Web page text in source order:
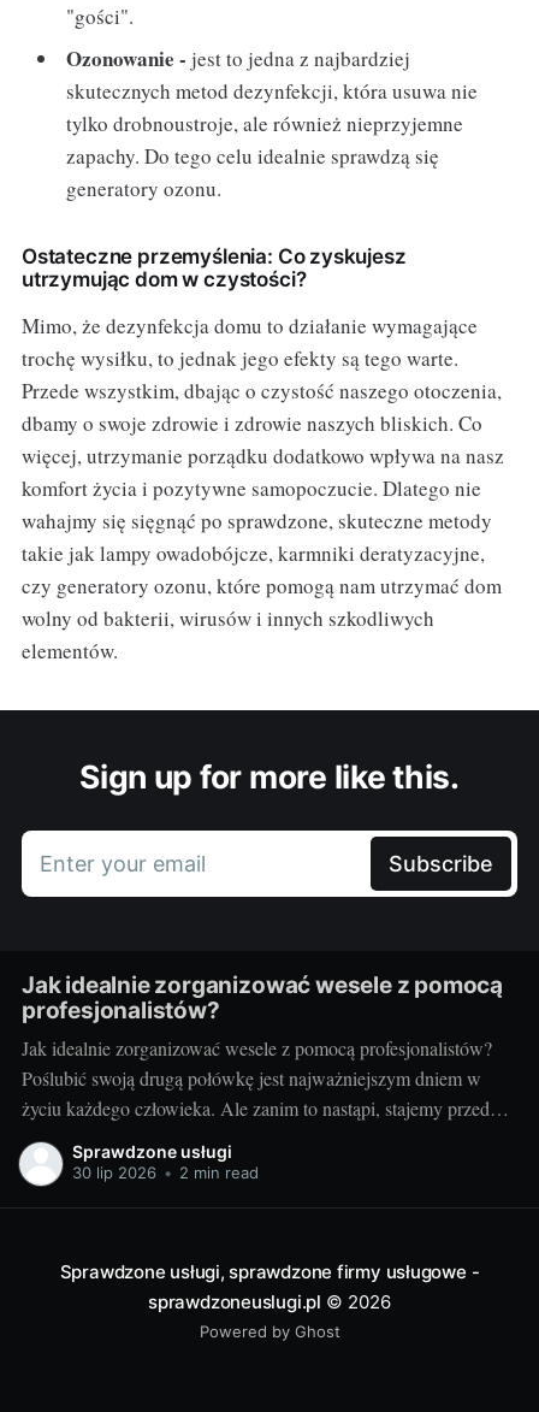
"gości".
Ozonowanie - jest to jedna z najbardziej
skutecznych metod dezynfekcji, która usuwa nie
tylko drobnoustroje, ale również nieprzyjemne
zapachy. Do tego celu idealnie sprawdzą się
generatory ozonu.
Ostateczne przemyślenia: Co zyskujesz
utrzymując dom w czystości?
Mimo, że dezynfekcja domu to działanie wymagające
trochę wysiłku, to jednak jego efekty są tego warte.
Przede wszystkim, dbając o czystość naszego otoczenia,
dbamy o swoje zdrowie i zdrowie naszych bliskich. Co
więcej, utrzymanie porządku dodatkowo wpływa na nasz
komfort życia i pozytywne samopoczucie. Dlatego nie
wahajmy się sięgnąć po sprawdzone, skuteczne metody
takie jak lampy owadobójcze, karmniki deratyzacyjne,
czy generatory ozonu, które pomogą nam utrzymać dom
wolny od bakterii, wirusów i innych szkodliwych
elementów.
Sign up for more like this.
Enter your email Subscribe
Jak idealnie zorganizować wesele z pomocą
profesjonalistów?
Jak idealnie zorganizować wesele z pomocą profesjonalistów?
Poślubić swoją drugą połówkę jest najważniejszym dniem w
życiu każdego człowieka. Ale zanim to nastąpi, stajemy przed
wielkim wyzwaniem – jak zorganizować ten najważniejszy
dzień? Czy warto skorzystać z usług profesjonalistów? Czy to
Sprawdzone usługi
30 lip 2026 • 2 min read
Sprawdzone usługi, sprawdzone firmy usługowe -
sprawdzoneuslugi.pl © 2026
Powered by Ghost